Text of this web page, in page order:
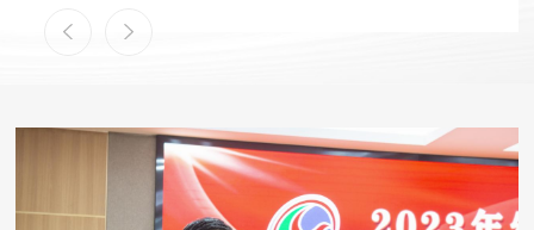
同志主持。 党委副书记、纪委书记周新宇同志宣读 “两优一
先”表彰名单。院党委班子为受到表彰的优秀个人和先进党组
织颁发了荣誉证书。 会议现场举行了新党员宣誓、老党员重
温入党誓词仪式。 同时获奖代表及新党员代表上台作了典型